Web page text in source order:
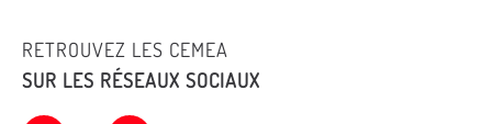
RETROUVEZ LES CEMEA
SUR LES RÉSEAUX SOCIAUX